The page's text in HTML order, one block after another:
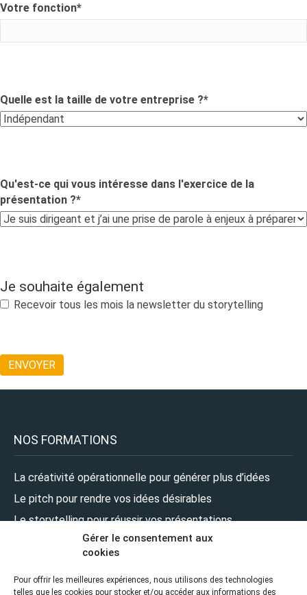
Gérer le consentement aux
cookies
Pour offrir les meilleures expériences, nous utilisons des technologies
telles que les cookies pour stocker et/ou accéder aux informations des
Votre fonction*
Quelle est la taille de votre entreprise ?*
Qu'est-ce qui vous intéresse dans l'exercice de la
présentation ?*
Je souhaite également
Recevoir tous les mois la newsletter du storytelling
NOS FORMATIONS
La créativité opérationnelle pour générer plus d’idées
Le pitch pour rendre vos idées désirables
Le storytelling pour réussir vos présentations
Le design pour renforcer l’impact de vos présentations